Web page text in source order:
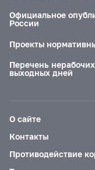
Официальное
России
Проекты
Перечень
выходных дней
О сайте
Контакты
Противодействие